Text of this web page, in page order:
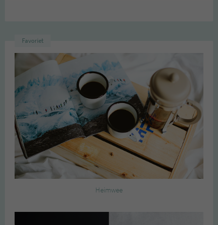
Favoriet
Heimwee